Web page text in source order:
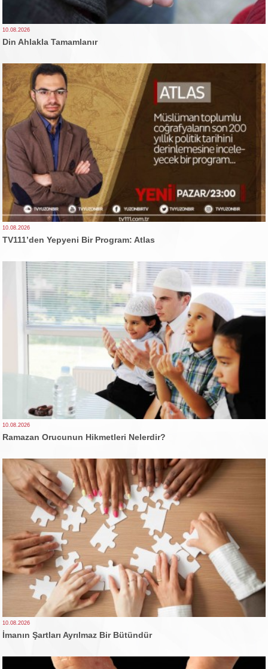
10.08.2026
Din Ahlakla Tamamlanır
10.08.2026
TV111’den Yepyeni Bir Program: Atlas
10.08.2026
Ramazan Orucunun Hikmetleri Nelerdir?
10.08.2026
İmanın Şartları Ayrılmaz Bir Bütündür